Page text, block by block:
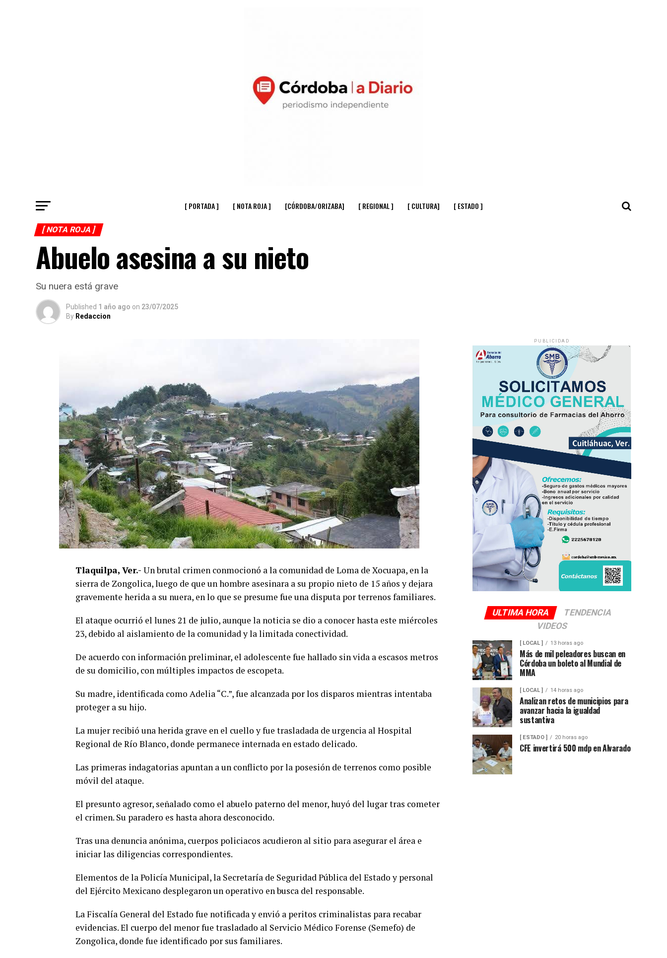
[ PORTADA ] [ NOTA ROJA ] [CÓRDOBA/ORIZABA] [ REGIONAL ] [ CULTURA] [ ESTADO ]
[ NOTA ROJA ]
Abuelo asesina a su nieto
Su nuera está grave
Published 1 año ago on 23/07/2025
By Redaccion
Tlaquilpa, Ver.- Un brutal crimen conmocionó a la comunidad de Loma de Xocuapa, en la
sierra de Zongolica, luego de que un hombre asesinara a su propio nieto de 15 años y dejara
gravemente herida a su nuera, en lo que se presume fue una disputa por terrenos familiares.
El ataque ocurrió el lunes 21 de julio, aunque la noticia se dio a conocer hasta este miércoles
23, debido al aislamiento de la comunidad y la limitada conectividad.
De acuerdo con información preliminar, el adolescente fue hallado sin vida a escasos metros
de su domicilio, con múltiples impactos de escopeta.
Su madre, identificada como Adelia “C.”, fue alcanzada por los disparos mientras intentaba
proteger a su hijo.
La mujer recibió una herida grave en el cuello y fue trasladada de urgencia al Hospital
Regional de Río Blanco, donde permanece internada en estado delicado.
Las primeras indagatorias apuntan a un conflicto por la posesión de terrenos como posible
móvil del ataque.
El presunto agresor, señalado como el abuelo paterno del menor, huyó del lugar tras cometer
el crimen. Su paradero es hasta ahora desconocido.
Tras una denuncia anónima, cuerpos policiacos acudieron al sitio para asegurar el área e
iniciar las diligencias correspondientes.
Elementos de la Policía Municipal, la Secretaría de Seguridad Pública del Estado y personal
del Ejército Mexicano desplegaron un operativo en busca del responsable.
La Fiscalía General del Estado fue notificada y envió a peritos criminalistas para recabar
evidencias. El cuerpo del menor fue trasladado al Servicio Médico Forense (Semefo) de
Zongolica, donde fue identificado por sus familiares.
PUBLICIDAD
ULTIMA HORA
TENDENCIA
VIDEOS
[ LOCAL ] 13 horas ago
Más de mil peleadores buscan en
Córdoba un boleto al Mundial de
MMA
[ LOCAL ] 14 horas ago
Analizan retos de municipios para
avanzar hacia la igualdad
sustantiva
[ ESTADO ] 20 horas ago
CFE invertirá 500 mdp en Alvarado